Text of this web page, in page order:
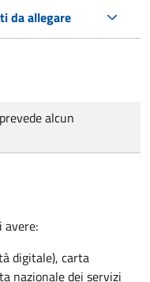
da allegare
alcun
avere:
digitale), carta
nazionale dei servizi